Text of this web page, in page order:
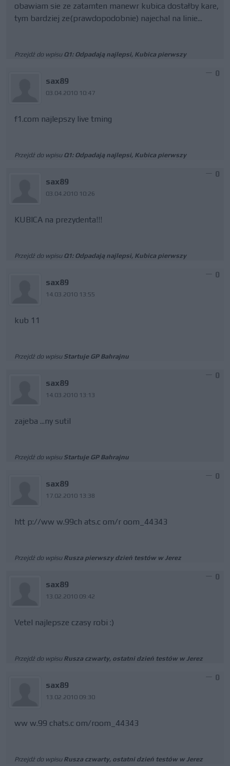
obawiam sie ze zatamten manewr kubica dostałby kare,
tym bardziej ze(prawdopodobnie) najechal na linie...
Przejdź do wpisu Q1: Odpadają najlepsi, Kubica pierwszy
sax89
03.04.2010 10:47
0
f1.com najlepszy live tming
Przejdź do wpisu Q1: Odpadają najlepsi, Kubica pierwszy
sax89
03.04.2010 10:26
0
KUBICA na prezydenta!!!
Przejdź do wpisu Q1: Odpadają najlepsi, Kubica pierwszy
sax89
14.03.2010 13:55
0
kub 11
Przejdź do wpisu Startuje GP Bahrajnu
sax89
14.03.2010 13:13
0
zajeba ...ny sutil
Przejdź do wpisu Startuje GP Bahrajnu
sax89
17.02.2010 13:38
0
htt p://ww w.99ch ats.c om/r oom_44343
Przejdź do wpisu Rusza pierwszy dzień testów w Jerez
sax89
13.02.2010 09:42
0
Vetel najlepsze czasy robi :)
Przejdź do wpisu Rusza czwarty, ostatni dzień testów w Jerez
sax89
13.02.2010 09:30
0
ww w.99 chats.c om/room_44343
Przejdź do wpisu Rusza czwarty, ostatni dzień testów w Jerez